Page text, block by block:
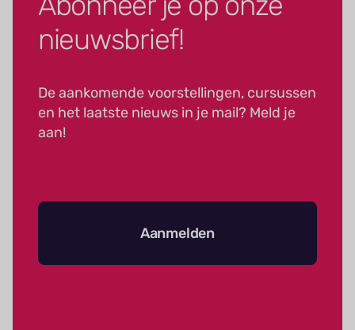
nieuwsbrief!
De aankomende voorstellingen, cursussen
en het laatste nieuws in je mail? Meld je
aan!
Aanmelden